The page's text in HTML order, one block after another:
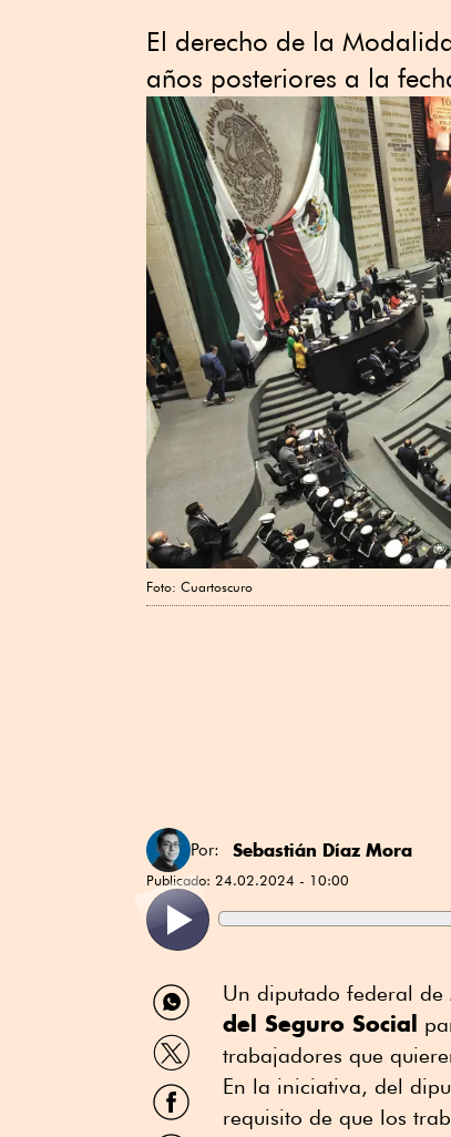
El derecho de la
años posteriores a la
Foto: Cuartoscuro
Por: Sebastián Díaz Mora
Publicado: 24.02.2024 - 10:00
Compartir
por
WhatsApp
Compartir
por
Twitter
Compartir
por
Un diputado federal
del Seguro Social
trabajadores que
En la iniciativa, del
requisito de que los